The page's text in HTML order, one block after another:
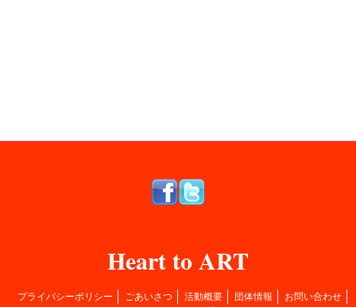
Heart to ART
プライバシーポリシー ごあいさつ 活動概要 団体情報 お問い合わせ